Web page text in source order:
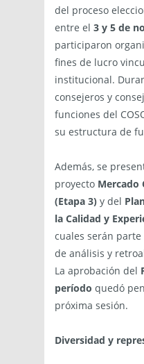
del proceso
entre el 3 y 5 de
participaron
fines de lucro
institucional.
consejeros y
funciones del
su estructura de
Además, se
proyecto Mercado
(Etapa 3) y del
la Calidad y
cuales serán
de análisis y
La aprobación del
período quedó
próxima sesión.
Diversidad y